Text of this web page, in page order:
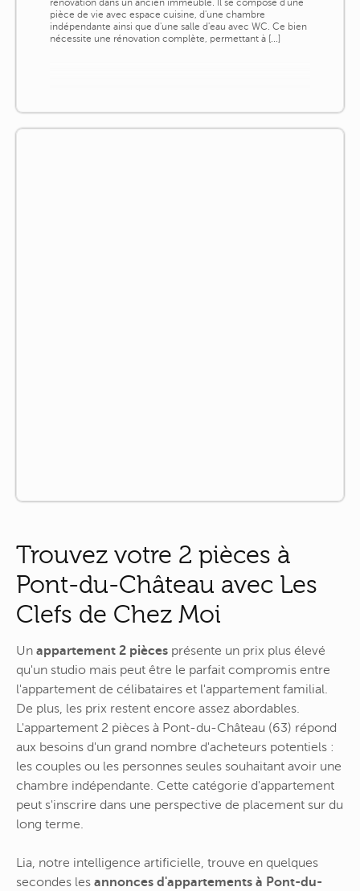
rénovation dans un ancien immeuble. Il se compose d'une
pièce de vie avec espace cuisine, d'une chambre
indépendante ainsi que d'une salle d'eau avec WC. Ce bien
nécessite une rénovation complète, permettant à [...]
Trouvez votre 2 pièces à
Pont-du-Château avec Les
Clefs de Chez Moi
Un appartement 2 pièces présente un prix plus élevé
qu'un studio mais peut être le parfait compromis entre
l'appartement de célibataires et l'appartement familial.
De plus, les prix restent encore assez abordables.
L'appartement 2 pièces à Pont-du-Château (63) répond
aux besoins d'un grand nombre d'acheteurs potentiels :
les couples ou les personnes seules souhaitant avoir une
chambre indépendante. Cette catégorie d'appartement
peut s'inscrire dans une perspective de placement sur du
long terme.
Lia, notre intelligence artificielle, trouve en quelques
secondes les annonces d'appartements à Pont-du-